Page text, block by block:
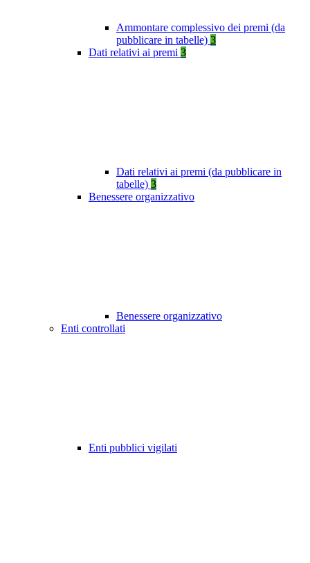
Ammontare complessivo dei premi (da
pubblicare in tabelle) 3
Dati relativi ai premi 3
Dati relativi ai premi (da pubblicare in
tabelle) 3
Benessere organizzativo
Benessere organizzativo
Enti controllati
Enti pubblici vigilati